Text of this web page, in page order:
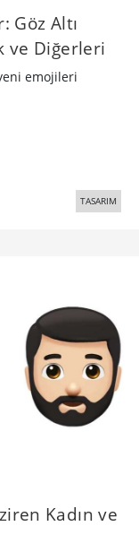
Göz Altı
ve Diğerleri
emojileri
TASARIM
Kadın ve